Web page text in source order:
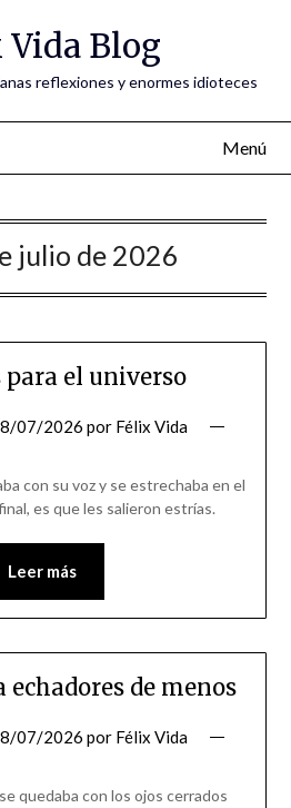
Vida Blog
reflexiones y enormes idioteces
Menú
julio de 2026
el universo
07/2026 por Félix Vida
con su voz y se estrechaba en el
es que les salieron estrías.
Leer más
de menos
07/2026 por Félix Vida
quedaba con los ojos cerrados